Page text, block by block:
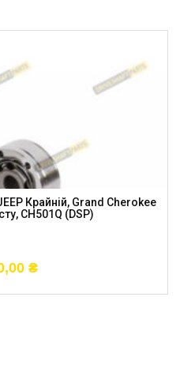
Крайній, Grand Cherokee
CH501Q (DSP)
₴